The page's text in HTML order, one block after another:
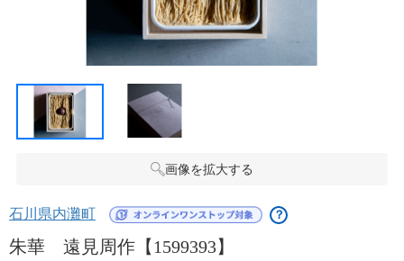
画像を拡大する
石川県内灘町 ？
朱華 遠見周作【1599393】